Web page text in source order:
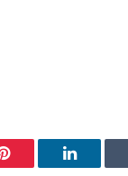
Pinterest LinkedIn